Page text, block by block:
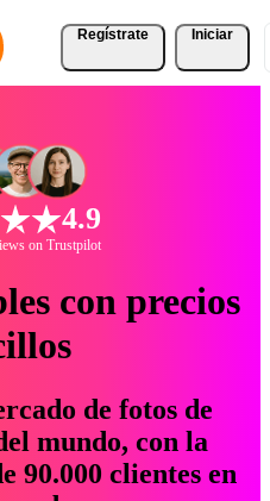
Regístrate Iniciar
4.9
on Trustpilot
con precios
de fotos de
mundo, con la
90.000 clientes en